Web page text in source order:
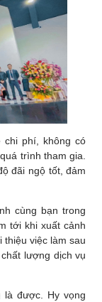
phí, không có
trình tham gia​.
đãi ngộ tốt, đảm
cùng bạn trong
tới khi xuất cảnh
thiệu việc làm sau
lượng dịch vụ
là được. Hy vọng